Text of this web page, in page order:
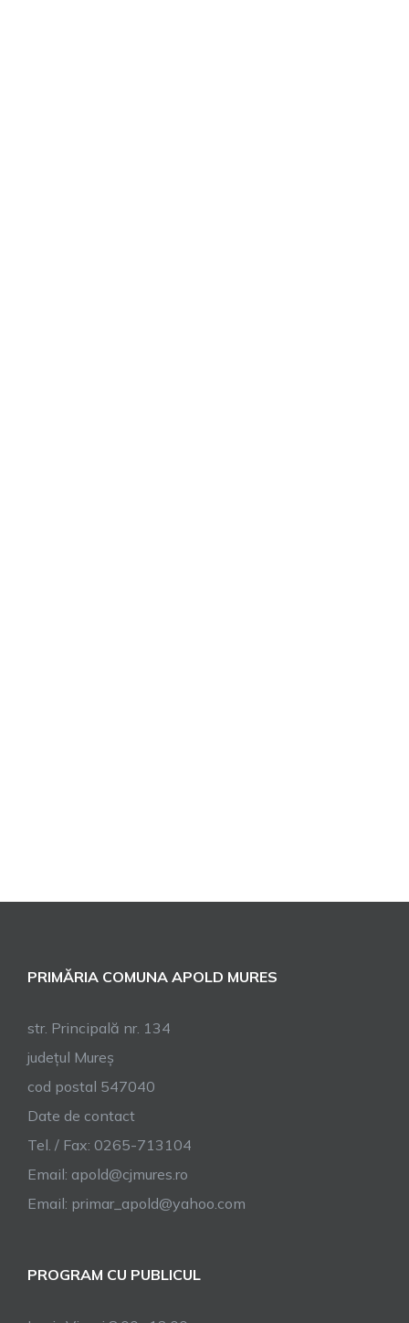
PRIMĂRIA COMUNA APOLD MURES
str. Principală nr. 134
județul Mureș
cod postal 547040
Date de contact
Tel. / Fax: 0265-713104
Email: apold@cjmures.ro
Email: primar_apold@yahoo.com
PROGRAM CU PUBLICUL